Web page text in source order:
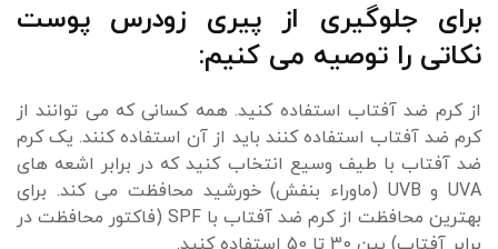
برای جلوگیری از پیری زودرس پوست
نکاتی را توصیه می کنیم:
از کرم ضد آفتاب استفاده کنید. همه کسانی که می توانند از
کرم ضد آفتاب استفاده کنند باید از آن استفاده کنند. یک کرم
ضد آفتاب با طیف وسیع انتخاب کنید که در برابر اشعه های
UVA و UVB (ماوراء بنفش) خورشید محافظت می کند. برای
بهترین محافظت از کرم ضد آفتاب با SPF (فاکتور محافظت در